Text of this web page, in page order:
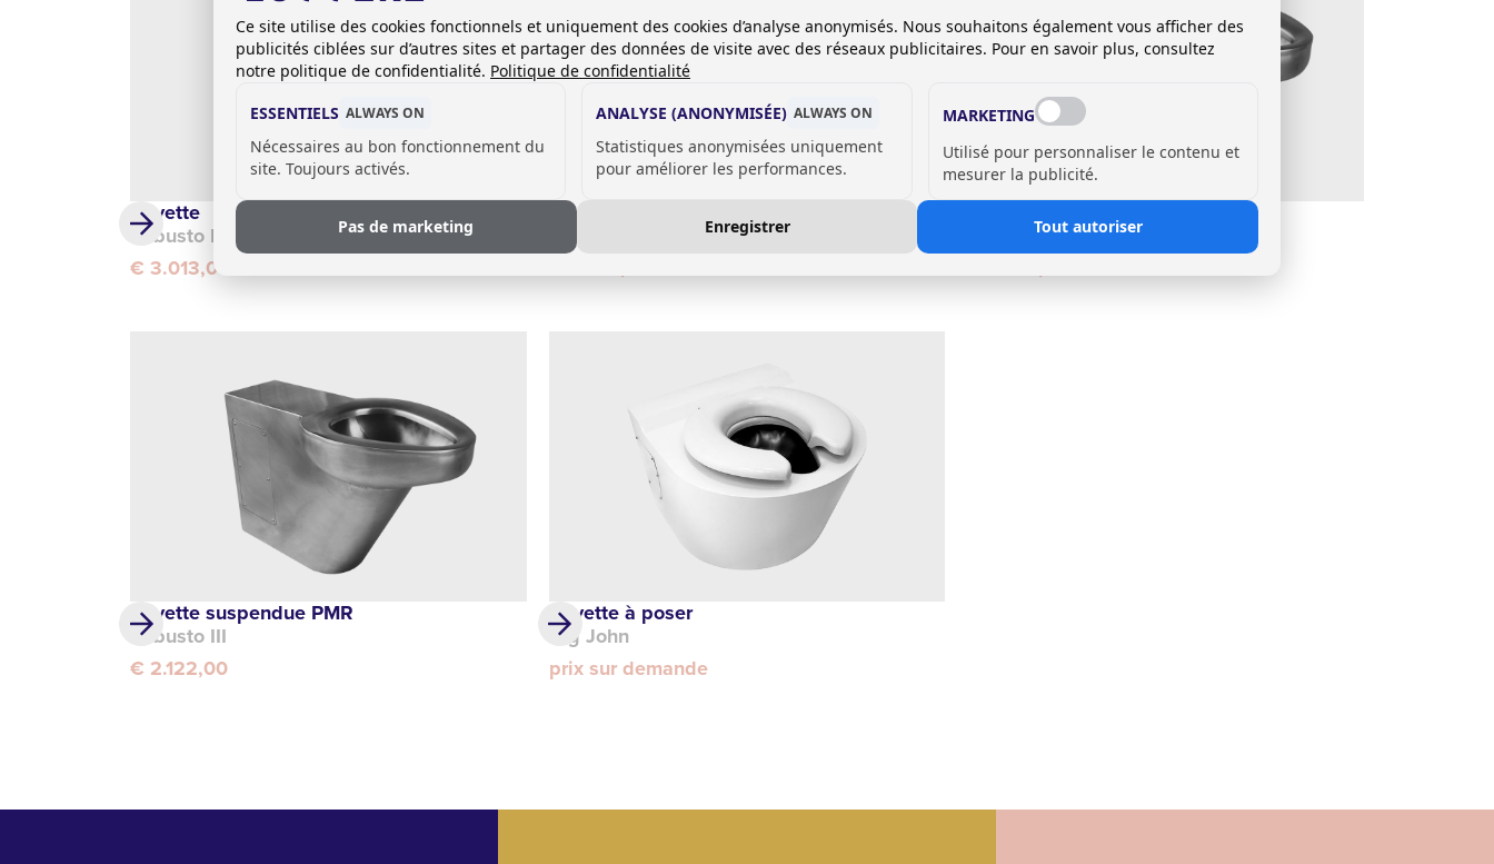
Cuvette
Robusto II avec reservoir
€ 3.013,00
Cuvette WC avec dosseret
Robusto III
Cuvette suspendue PMR
Robusto III
€ 2.122,00
Cuvette à poser
Big John
prix sur demande
Ce site utilise des cookies fonctionnels et uniquement des cookies d’analyse anonymisés. Nous souhaitons également vous afficher des
publicités ciblées sur d’autres sites et partager des données de visite avec des réseaux publicitaires. Pour en savoir plus, consultez
notre politique de confidentialité. Politique de confidentialité
ESSENTIELS ALWAYS ON
Nécessaires au bon fonctionnement du
site. Toujours activés.
ANALYSE (ANONYMISÉE) ALWAYS ON
Statistiques anonymisées uniquement
pour améliorer les performances.
MARKETING
Utilisé pour personnaliser le contenu et
mesurer la publicité.
Pas de marketing Enregistrer Tout autoriser